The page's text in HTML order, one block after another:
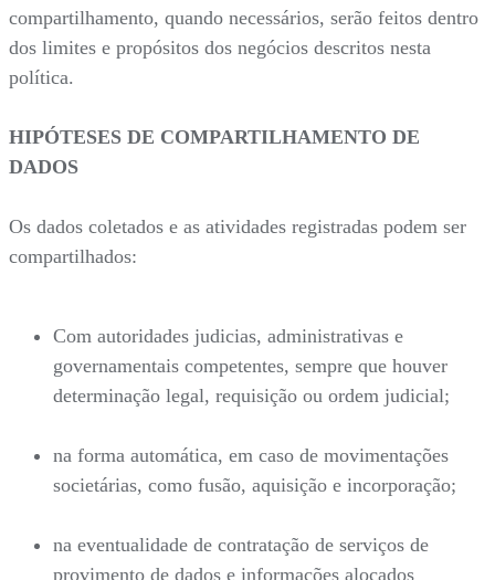
compartilhamento, quando necessários, serão feitos dentro
dos limites e propósitos dos negócios descritos nesta
política.
HIPÓTESES DE COMPARTILHAMENTO DE
DADOS
Os dados coletados e as atividades registradas podem ser
compartilhados:
Com autoridades judicias, administrativas e
governamentais competentes, sempre que houver
determinação legal, requisição ou ordem judicial;
na forma automática, em caso de movimentações
societárias, como fusão, aquisição e incorporação;
na eventualidade de contratação de serviços de
provimento de dados e informações alocados